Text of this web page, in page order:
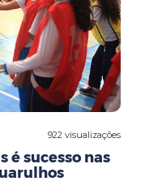
922 visualizações
é sucesso nas